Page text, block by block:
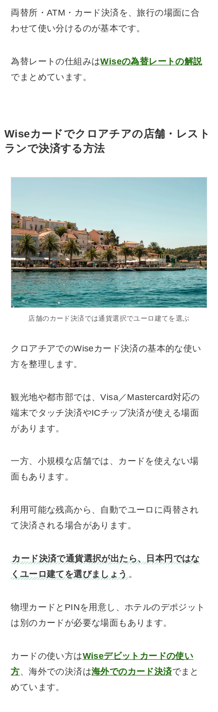
両替所・ATM・カード決済を、旅行の場面に合
わせて使い分けるのが基本です。
為替レートの仕組みはWiseの為替レートの解説
でまとめています。
Wiseカードでクロアチアの店舗・レスト
ランで決済する方法
店舗のカード決済では通貨選択でユーロ建てを選ぶ
クロアチアでのWiseカード決済の基本的な使い
方を整理します。
観光地や都市部では、Visa／Mastercard対応の
端末でタッチ決済やICチップ決済が使える場面
があります。
一方、小規模な店舗では、カードを使えない場
面もあります。
利用可能な残高から、自動でユーロに両替され
て決済される場合があります。
カード決済で通貨選択が出たら、日本円ではな
くユーロ建てを選びましょう 。
物理カードとPINを用意し、ホテルのデポジット
は別のカードが必要な場面もあります。
カードの使い方はWiseデビットカードの使い
方、海外での決済は海外でのカード決済でまと
めています。